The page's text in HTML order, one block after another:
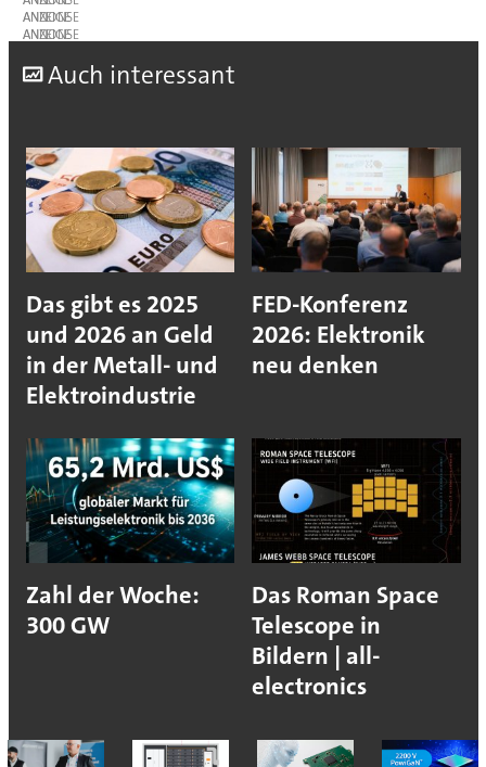
ANZEIGE
ANZEIGE
Auch interessant
Das gibt es 2025
und 2026 an Geld
in der Metall- und
Elektroindustrie
FED-Konferenz
2026: Elektronik
neu denken
Zahl der Woche:
300 GW
Das Roman Space
Telescope in
Bildern | all-
electronics